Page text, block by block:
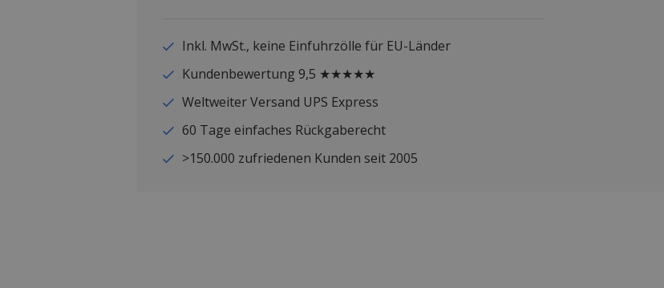
Inkl. MwSt., keine Einfuhrzölle für EU-Länder
Kundenbewertung 9,5 ★★★★★
Weltweiter Versand UPS Express
60 Tage einfaches Rückgaberecht
>150.000 zufriedenen Kunden seit 2005